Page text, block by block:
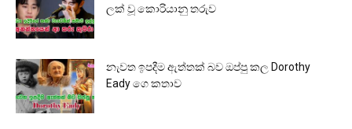
ලක් වූ කොරියානු තරුව
නැවත ඉපදීම ඇත්තක් බව ඔප්පු කල Dorothy
Eady ගෙ කතාව